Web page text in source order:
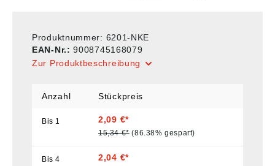
Produktnummer: 6201-NKE
EAN-Nr.:9008745168079
Zur Produktbeschreibung
Anzahl Stückpreis
Bis 1 2,09 €*
15,34 €* (86.38% gespart)
Bis4 2,04 €*